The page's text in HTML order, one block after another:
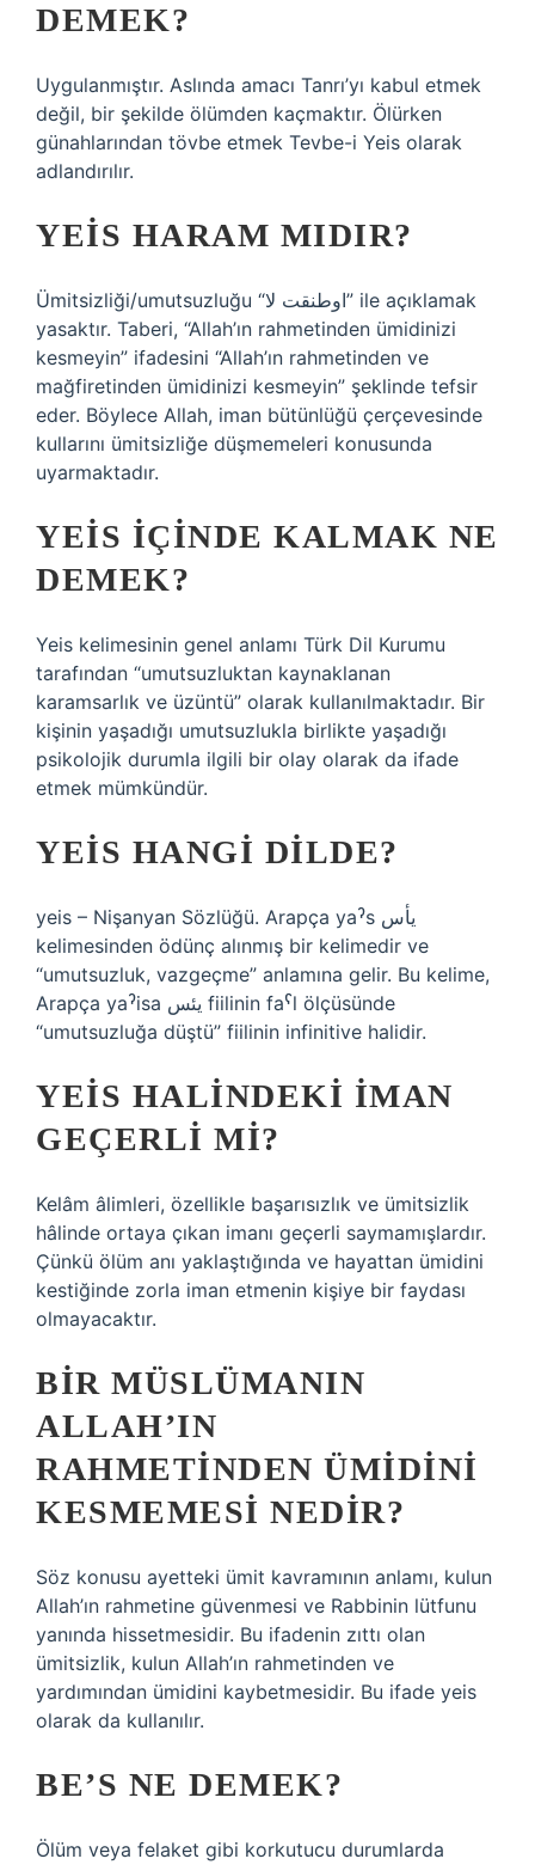
DEMEK?
Uygulanmıştır. Aslında amacı Tanrı’yı ​​kabul etmek
değil, bir şekilde ölümden kaçmaktır. Ölürken
günahlarından tövbe etmek Tevbe-i Yeis olarak
adlandırılır.
YEIS HARAM MIDIR?
Ümitsizliği/umutsuzluğu “اوطنقت لا” ile açıklamak
yasaktır. Taberi, “Allah’ın rahmetinden ümidinizi
kesmeyin” ifadesini “Allah’ın rahmetinden ve
mağfiretinden ümidinizi kesmeyin” şeklinde tefsir
eder. Böylece Allah, iman bütünlüğü çerçevesinde
kullarını ümitsizliğe düşmemeleri konusunda
uyarmaktadır.
YEIS IÇINDE KALMAK NE
DEMEK?
Yeis kelimesinin genel anlamı Türk Dil Kurumu
tarafından “umutsuzluktan kaynaklanan
karamsarlık ve üzüntü” olarak kullanılmaktadır. Bir
kişinin yaşadığı umutsuzlukla birlikte yaşadığı
psikolojik durumla ilgili bir olay olarak da ifade
etmek mümkündür.
YEIS HANGI DILDE?
yeis – Nişanyan Sözlüğü. Arapça yaˀs يأس
kelimesinden ödünç alınmış bir kelimedir ve
“umutsuzluk, vazgeçme” anlamına gelir. Bu kelime,
Arapça yaˀisa يئس fiilinin faˁl ölçüsünde
“umutsuzluğa düştü” fiilinin infinitive halidir.
YEIS HALINDEKI IMAN
GEÇERLI MI?
Kelâm âlimleri, özellikle başarısızlık ve ümitsizlik
hâlinde ortaya çıkan imanı geçerli saymamışlardır.
Çünkü ölüm anı yaklaştığında ve hayattan ümidini
kestiğinde zorla iman etmenin kişiye bir faydası
olmayacaktır.
BIR MÜSLÜMANIN
ALLAH’IN
RAHMETINDEN ÜMIDINI
KESMEMESI NEDIR?
Söz konusu ayetteki ümit kavramının anlamı, kulun
Allah’ın rahmetine güvenmesi ve Rabbinin lütfunu
yanında hissetmesidir. Bu ifadenin zıttı olan
ümitsizlik, kulun Allah’ın rahmetinden ve
yardımından ümidini kaybetmesidir. Bu ifade yeis
olarak da kullanılır.
BE’S NE DEMEK?
Ölüm veya felaket gibi korkutucu durumlarda